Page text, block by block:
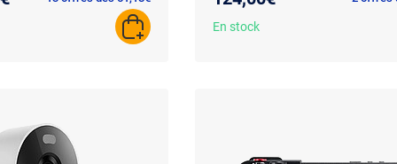
AJOUTER AU PANIER
En stock